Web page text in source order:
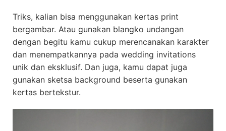
Triks, kalian bisa menggunakan kertas print
bergambar. Atau gunakan blangko undangan
dengan begitu kamu cukup merencanakan karakter
dan menempatkannya pada wedding invitations
unik dan eksklusif. Dan juga, kamu dapat juga
gunakan sketsa background beserta gunakan
kertas bertekstur.